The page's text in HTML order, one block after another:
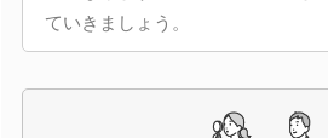
ていきましょう。